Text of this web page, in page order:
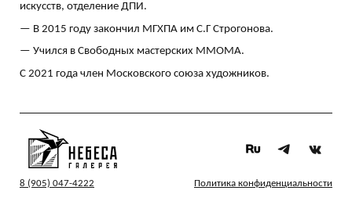
искусств, отделение ДПИ.
— В 2015 году закончил МГХПА им С.Г Строгонова.
— Учился в Свободных мастерских ММОМА.
С 2021 года член Московского союза художников.
8 (905) 047-4222 Политика конфиденциальности